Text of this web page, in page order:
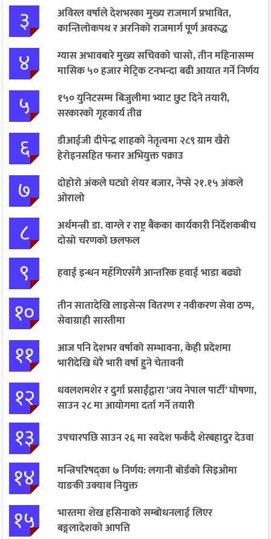
३
अविरल वर्षाले देशभरका मुख्य राजमार्ग प्रभावित,
कान्तिलोकपथ र अरनिको राजमार्ग पूर्ण अवरुद्ध
४
ग्यास अभावबारे मुख्य सचिवको चासो, तीन महिनासम्म
मासिक ५० हजार मेट्रिक टनभन्दा बढी आयात गर्ने निर्णय
५
१५० युनिटसम्म बिजुलीमा भ्याट छुट दिने तयारी,
सरकारको गृहकार्य तीव्र
६
डीआईजी दीपेन्द्र शाहको नेतृत्वमा २८९ ग्राम खैरो
हेरोइनसहित फरार अभियुक्त पक्राउ
७
दोहोरो अंकले घट्यो शेयर बजार, नेप्से २१.१५ अंकले
ओरालो
८
अर्थमन्त्री डा. वाग्ले र राष्ट्र बैंकका कार्यकारी निर्देशकबीच
दोस्रो चरणको छलफल
९ हवाई इन्धन महँगिएसँगै आन्तरिक हवाई भाडा बढ्यो
१०
तीन सातादेखि लाइसेन्स वितरण र नवीकरण सेवा ठप्प,
सेवाग्राही सास्तीमा
११
आज पनि देशभर वर्षाको सम्भावना, केही प्रदेशमा
भारीदेखि धेरै भारी वर्षा हुने चेतावनी
१२
धवलशमशेर र दुर्गा प्रसाईंद्वारा ‘जय नेपाल पार्टी’ घोषणा,
साउन २८ मा आयोगमा दर्ता गर्ने तयारी
१३ उपचारपछि साउन २६ मा स्वदेश फर्कँदै शेरबहादुर देउवा
१४
मन्त्रिपरिषद्का ७ निर्णय: लगानी बोर्डको सिइओमा
याङकी उक्याव नियुक्त
१५
भारतमा शेख हसिनाको सम्बोधनलाई लिएर
बङ्गलादेशको आपत्ति